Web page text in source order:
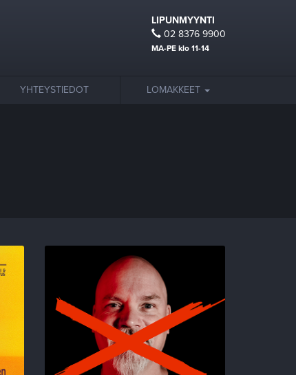
LIPUNMYYNTI
02 8376 9900
MA-PE klo 11-14
YHTEYSTIEDOT LOMAKKEET